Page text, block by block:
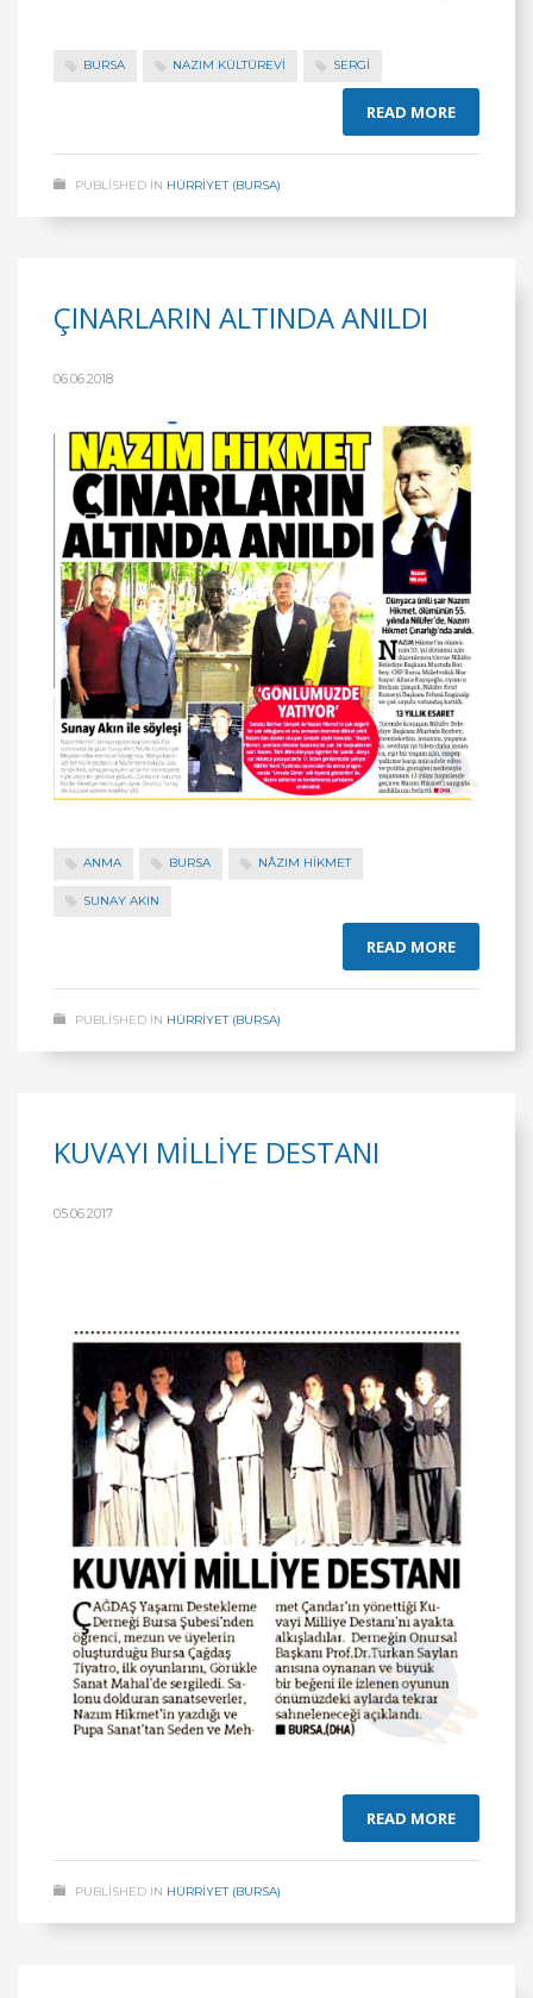
BURSA NAZIM KÜLTÜREVİ SERGI
READ MORE
PUBLISHED IN HÜRRİYET (BURSA)
ÇINARLARIN ALTINDA ANILDI
06.06.2018
ANMA BURSA NÂZIM HIKMET
SUNAY AKIN
READ MORE
PUBLISHED IN HÜRRİYET (BURSA)
KUVAYI MİLLİYE DESTANI
05.06.2017
READ MORE
PUBLISHED IN HÜRRİYET (BURSA)